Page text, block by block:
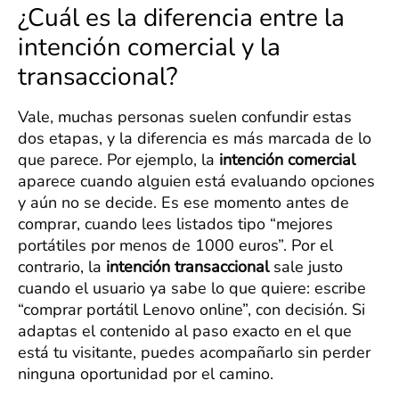
¿Cuál es la diferencia entre la
intención comercial y la
transaccional?
Vale, muchas personas suelen confundir estas
dos etapas, y la diferencia es más marcada de lo
que parece. Por ejemplo, la intención comercial
aparece cuando alguien está evaluando opciones
y aún no se decide. Es ese momento antes de
comprar, cuando lees listados tipo “mejores
portátiles por menos de 1000 euros”. Por el
contrario, la intención transaccionalsale justo
cuando el usuario ya sabe lo que quiere: escribe
“comprar portátil Lenovo online”, con decisión. Si
adaptas el contenido al paso exacto en el que
está tu visitante, puedes acompañarlo sin perder
ninguna oportunidad por el camino.